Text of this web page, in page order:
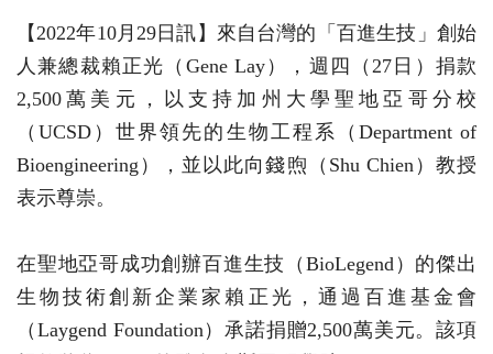
【2022年10月29日訊】來自台灣的「百進生技」創始
人兼總裁賴正光（Gene Lay），週四（27日）捐款
2,500萬美元，以支持加州大學聖地亞哥分校
（UCSD）世界領先的生物工程系（Department of
Bioengineering），並以此向錢煦（Shu Chien）教授
表示尊崇。
在聖地亞哥成功創辦百進生技（BioLegend）的傑出
生物技術創新企業家賴正光，通過百進基金會
（Laygend Foundation）承諾捐贈2,500萬美元。該項